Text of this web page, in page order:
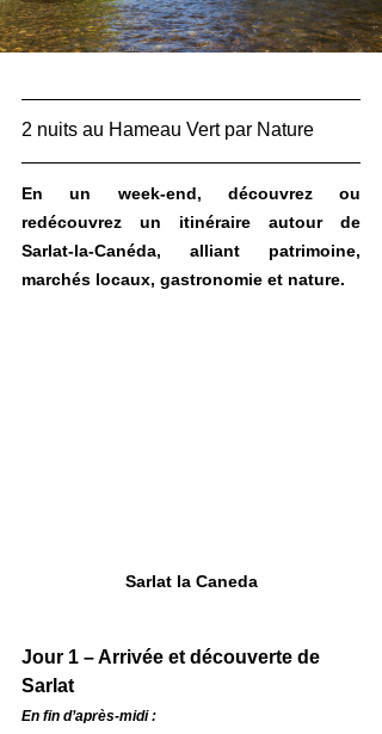
2 nuits au Hameau Vert par Nature
En un week-end, découvrez ou
redécouvrez un itinéraire autour de
Sarlat-la-Canéda, alliant patrimoine,
marchés locaux, gastronomie et nature.
Sarlat la Caneda
Jour 1 – Arrivée et découverte de
Sarlat
En fin d’après-midi :